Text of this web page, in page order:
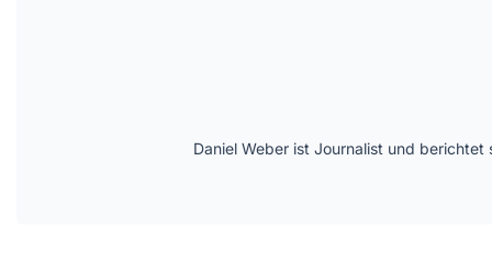
Daniel Weber ist Journalist und